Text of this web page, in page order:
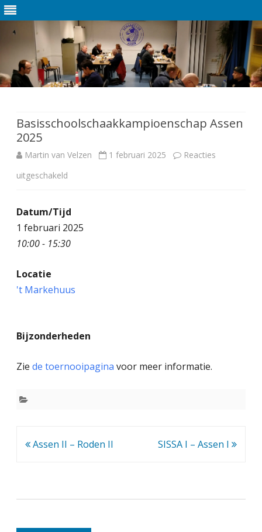
de
inhoud
Basisschoolschaakkampioenschap Assen
2025
Martin van Velzen 1 februari 2025
Reacties
uitgeschakeld
o
s
Datum/Tijd
1 februari 2025
10:00 - 15:30
Locatie
't Markehuus
Bijzonderheden
Zie de toernooipagina voor meer informatie.
Bericht
Assen II – Roden II SISSA I – Assen I